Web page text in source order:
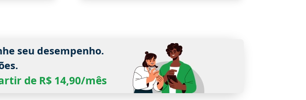
seu desempenho.
de R$ 14,90/mês